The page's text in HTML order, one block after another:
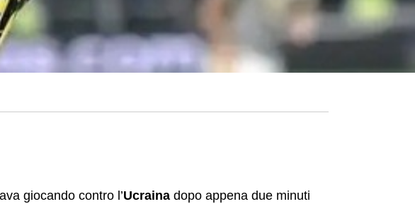
giocando contro l’Ucrainadopo appena due minuti